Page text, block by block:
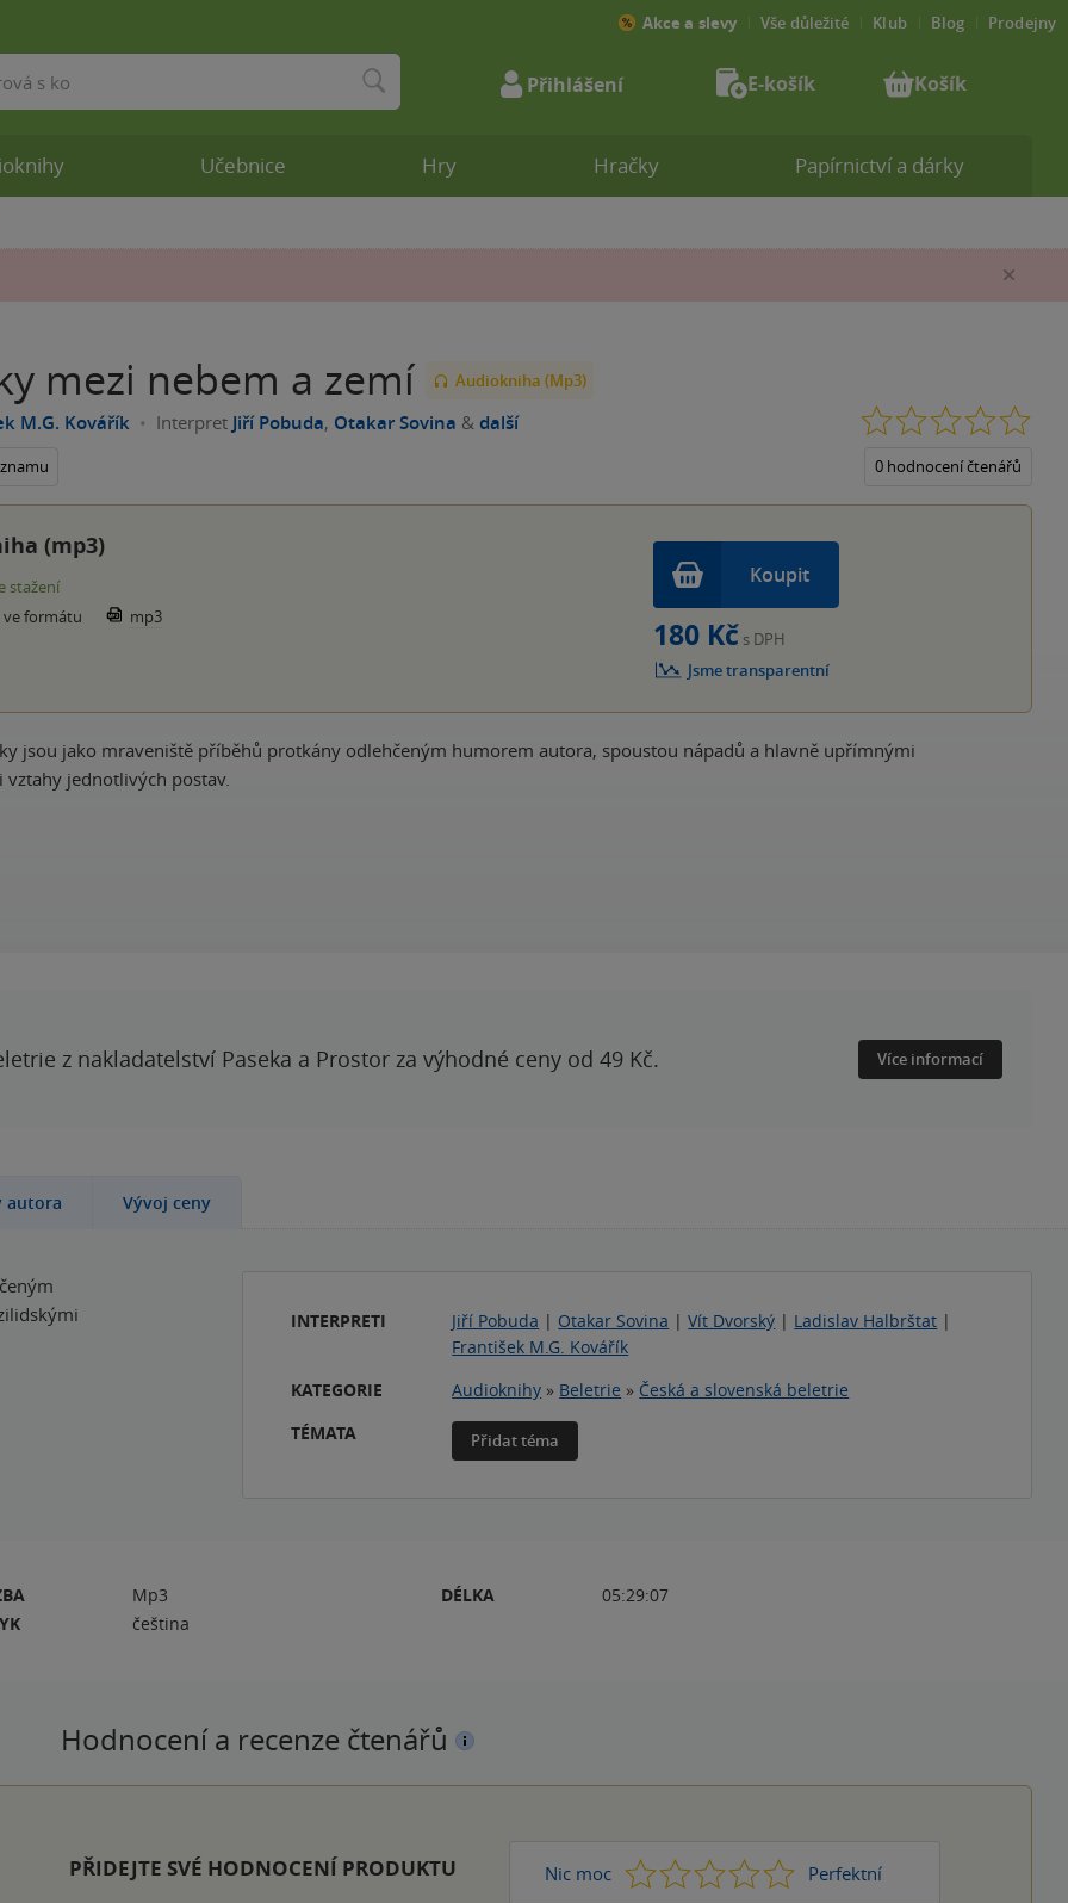
mezi nebem a zemí Audiokniha (Mp3)
M.G. Kovářík Interpret Jiří Pobuda, Otakar Sovina & další
0 hodnocení čtenářů
(mp3)
stažení
ve formátu
mp3
Koupit
180 Kč s DPH
Jsme transparentní
jsou jako mraveniště příběhů protkány odlehčeným humorem autora, spoustou nápadů a hlavně upřímnými
vztahy jednotlivých postav.
z nakladatelství Paseka a Prostor za výhodné ceny od 49 Kč. Více informací
autora Vývoj ceny
INTERPRETI Jiří Pobuda | Otakar Sovina |Vít Dvorský | Ladislav Halbrštat |
František M.G. Kovářík
KATEGORIE
Audioknihy » Beletrie » Česká a slovenská beletrie
TÉMATA
Přidat téma
Mp3
čeština
DÉLKA 05:29:07
Hodnocení a recenze čtenářů
PŘIDEJTE SVÉ HODNOCENÍ PRODUKTU Nic moc 1 2 3 4 Perfektní
5
Učebnice Hry Hračky Papírnictví a dárky
Akce a slevy Vše důležité Klub Blog Prodejny
Přihlášení E-košík Košík